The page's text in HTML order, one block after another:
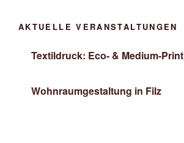
AKTUELLE VERANSTALTUNGEN
Textildruck: Eco- & Medium-Print
Wohnraumgestaltung in Filz